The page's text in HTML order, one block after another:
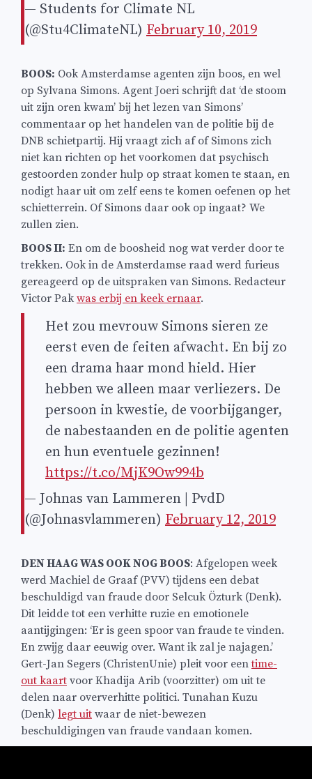
— Students for Climate NL
(@Stu4ClimateNL) February 10, 2019
BOOS: Ook Amsterdamse agenten zijn boos, en wel
op Sylvana Simons. Agent Joeri schrijft dat ‘de stoom
uit zijn oren kwam’ bij het lezen van Simons’
commentaar op het handelen van de politie bij de
DNB schietpartij. Hij vraagt zich af of Simons zich
niet kan richten op het voorkomen dat psychisch
gestoorden zonder hulp op straat komen te staan, en
nodigt haar uit om zelf eens te komen oefenen op het
schietterrein. Of Simons daar ook op ingaat? We
zullen zien.
BOOS II: En om de boosheid nog wat verder door te
trekken. Ook in de Amsterdamse raad werd furieus
gereageerd op de uitspraken van Simons. Redacteur
Victor Pak was erbij en keek ernaar.
Het zou mevrouw Simons sieren ze
eerst even de feiten afwacht. En bij zo
een drama haar mond hield. Hier
hebben we alleen maar verliezers. De
persoon in kwestie, de voorbijganger,
de nabestaanden en de politie agenten
en hun eventuele gezinnen!
https://t.co/MjK9Ow994b
— Johnas van Lammeren | PvdD
(@Johnasvlammeren) February 12, 2019
DEN HAAG WAS OOK NOG BOOS: Afgelopen week
werd Machiel de Graaf (PVV) tijdens een debat
beschuldigd van fraude door Selcuk Özturk (Denk).
Dit leidde tot een verhitte ruzie en emotionele
aantijgingen: ‘Er is geen spoor van fraude te vinden.
En zwijg daar eeuwig over. Want ik zal je najagen.’
Gert-Jan Segers (ChristenUnie) pleit voor eentime-
out kaart voor Khadija Arib (voorzitter) om uit te
delen naar oververhitte politici. Tunahan Kuzu
(Denk) legt uit waar de niet-bewezen
beschuldigingen van fraude vandaan komen.